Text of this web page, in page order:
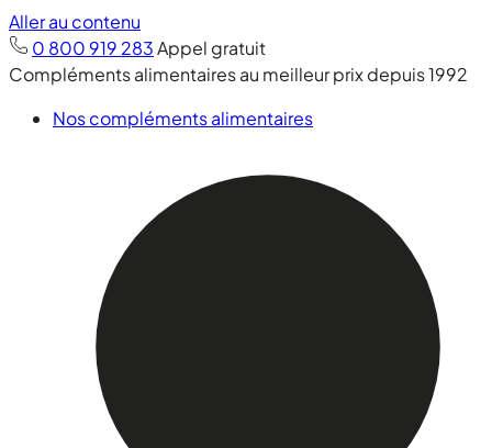
Aller au contenu
0 800 919 283Appel gratuit
Compléments alimentaires au meilleur prix depuis 1992
Nos compléments alimentaires